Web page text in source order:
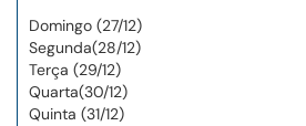
Domingo (27/12)
Segunda(28/12)
Terça (29/12)
Quarta(30/12)
Quinta (31/12)